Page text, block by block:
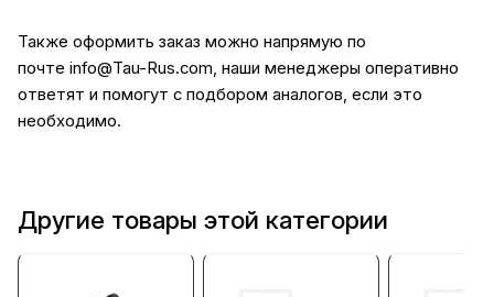
Также оформить заказ можно напрямую по
почте info@Tau-Rus.com, наши менеджеры оперативно
ответят и помогут с подбором аналогов, если это
необходимо.
Другие товары этой категории